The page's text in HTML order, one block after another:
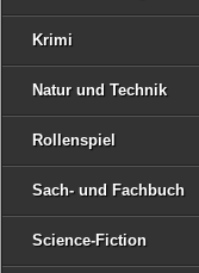
Krimi
Natur und Technik
Rollenspiel
Sach- und Fachbuch
Science-Fiction